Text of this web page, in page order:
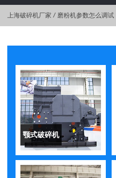
上海破碎机厂家 / 磨粉机参数怎么调试
颚式破碎机